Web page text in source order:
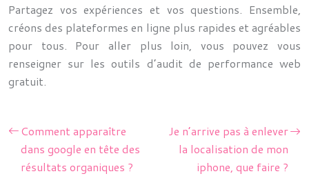
Partagez vos expériences et vos questions. Ensemble,
créons des plateformes en ligne plus rapides et agréables
pour tous. Pour aller plus loin, vous pouvez vous
renseigner sur les outils d’audit de performance web
gratuit.
Comment apparaître
dans google en tête des
résultats organiques ?
Je n’arrive pas à enlever
la localisation de mon
iphone, que faire ?